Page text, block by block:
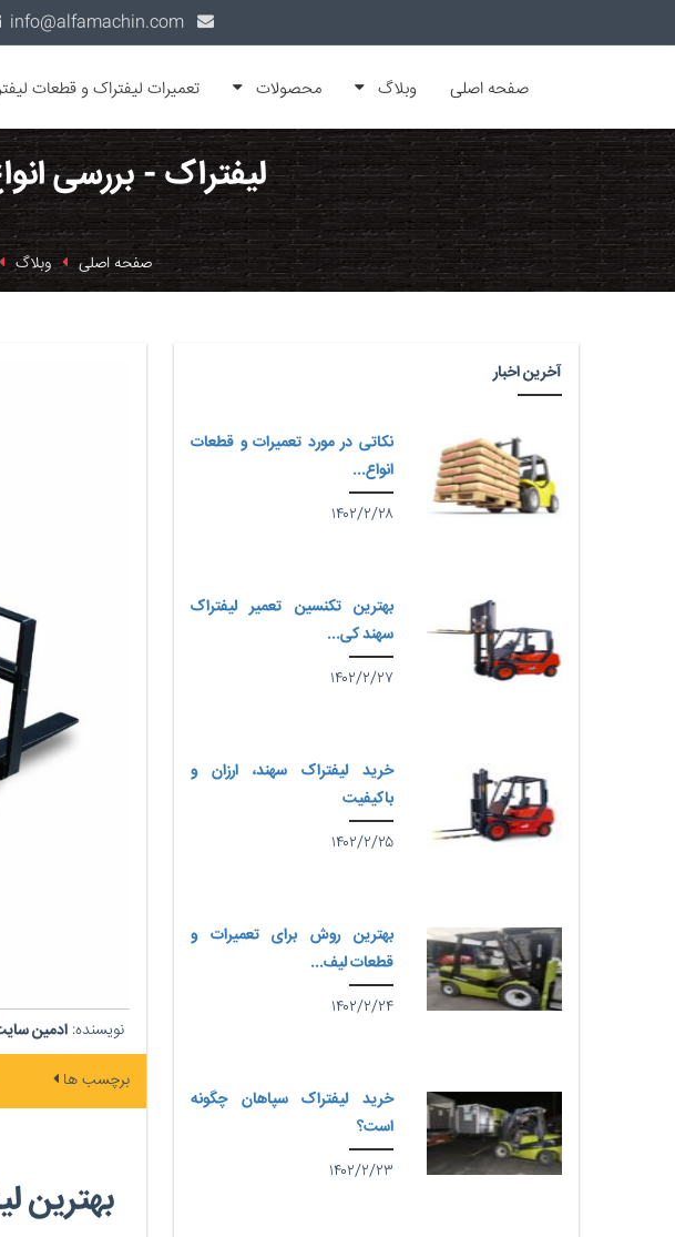
صفحه اصلی وبلاگ محصولات تعمیرات لیفتراک و قطعات
لیفتراک - بررسی
صفحه اصلی وبلاگ
نویسنده: ادمین
برچسب ها
بهترین
آخرین اخبار
نکاتی در مورد تعمیرات و قطعات
انواع...
۱۴۰۲/۲/۲۸
بهترین تکنسین تعمیر لیفتراک
سهند کی...
۱۴۰۲/۲/۲۷
خرید لیفتراک سهند، ارزان و
باکیفیت
۱۴۰۲/۲/۲۵
بهترین روش برای تعمیرات و
قطعات لیف...
۱۴۰۲/۲/۲۴
خرید لیفتراک سپاهان چگونه
است؟
۱۴۰۲/۲/۲۳